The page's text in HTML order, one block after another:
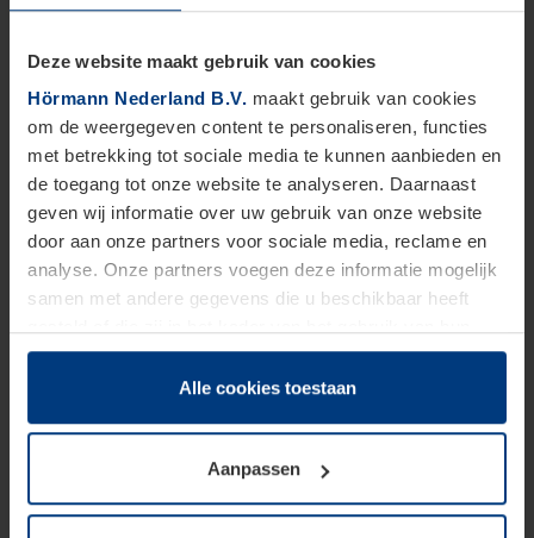
Deze website maakt gebruik van cookies
Hörmann Nederland B.V. maakt gebruik van cookies
om de weergegeven content te personaliseren, functies
met betrekking tot sociale media te kunnen aanbieden en
de toegang tot onze website te analyseren. Daarnaast
geven wij informatie over uw gebruik van onze website
door aan onze partners voor sociale media, reclame en
analyse. Onze partners voegen deze informatie mogelijk
samen met andere gegevens die u beschikbaar heeft
dienstverlening hebben verzameld.
Juridisch zijn wij gerechtigd om cookies op uw computer
onze pagina's absoluut noodzakelijk is. Voor alle andere
soorten cookies is uw toestemming vereist. Uw
toestemming kunt u op elk moment bij de uitleg van de
Alle cookies toestaan
Aanpassen